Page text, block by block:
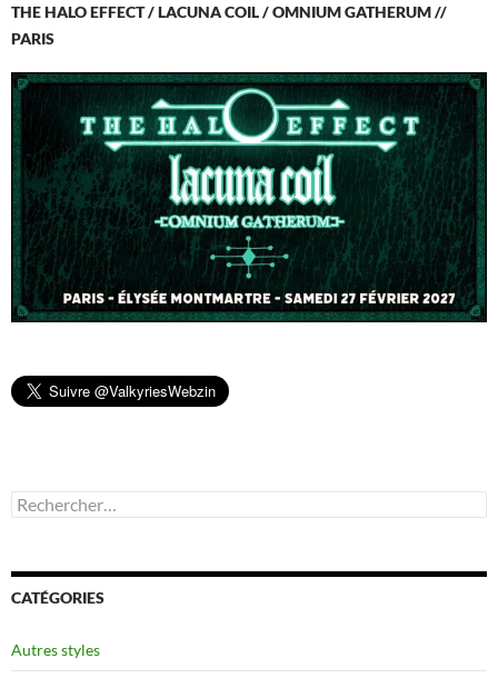
THE HALO EFFECT / LACUNA COIL / OMNIUM GATHERUM //
PARIS
Rechercher :
CATÉGORIES
Autres styles